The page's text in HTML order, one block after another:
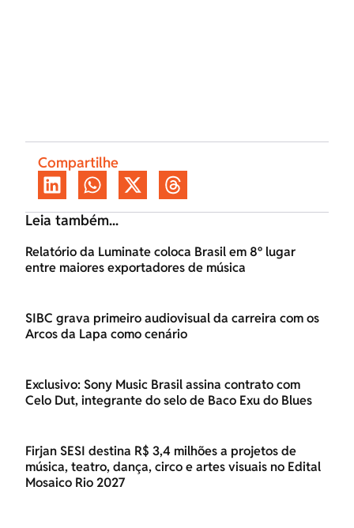
Compartilhe
Leia também...
Relatório da Luminate coloca Brasil em 8º lugar
entre maiores exportadores de música
SIBC grava primeiro audiovisual da carreira com os
Arcos da Lapa como cenário
Exclusivo: Sony Music Brasil assina contrato com
Celo Dut, integrante do selo de Baco Exu do Blues
Firjan SESI destina R$ 3,4 milhões a projetos de
música, teatro, dança, circo e artes visuais no Edital
Mosaico Rio 2027